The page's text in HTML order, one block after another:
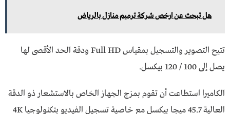
هل تبحث عن ارخص شركة ترميم منازل بالرياض
تتيح التصوير والتسجيل بمقياس Full HD ودقة الحد الأقصى لها
يصل إلى 100 / 120 بيكسل.
الكاميرا استطاعت أن تقوم بمزج الجهاز الخاص بالاستشعار ذو الدقة
العالية 45.7 ميجا بيكسل مع خاصية تسجيل الفيديو بتكنولوجيا 4K